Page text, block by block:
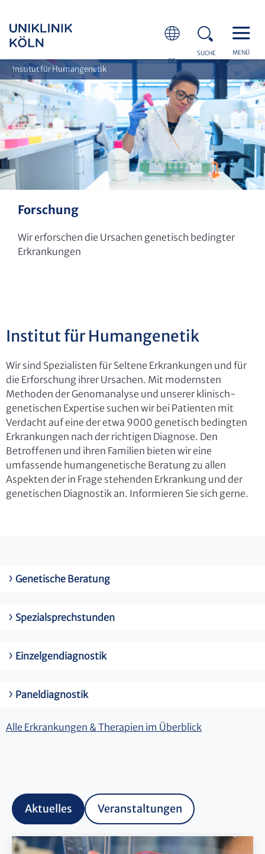
DE
SUCHE MENÜ
Institut für Humangenetik
Forschung
Wir erforschen die Ursachen genetisch bedingter
Erkrankungen
Institut für Humangenetik
Wir sind Spezialisten für Seltene Erkrankungen und für
die Erforschung ihrer Ursachen. Mit modernsten
Methoden der Genomanalyse und unserer klinisch-
genetischen Expertise suchen wir bei Patienten mit
Verdacht auf eine der etwa 9000 genetisch bedingten
Erkrankungen nach der richtigen Diagnose. Den
Betroffenen und ihren Familien bieten wir eine
umfassende humangenetische Beratung zu allen
Aspekten der in Frage stehenden Erkrankung und der
genetischen Diagnostik an. Informieren Sie sich gerne.
Genetische Beratung
Spezialsprechstunden
Einzelgendiagnostik
Paneldiagnostik
Alle Erkrankungen & Therapien im Überblick
Aktuelles Veranstaltungen